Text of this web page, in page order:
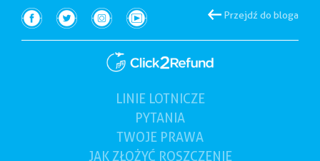
Przejdź do bloga
LINIE LOTNICZE
PYTANIA
TWOJE PRAWA
JAK ZŁOŻYĆ ROSZCZENIE